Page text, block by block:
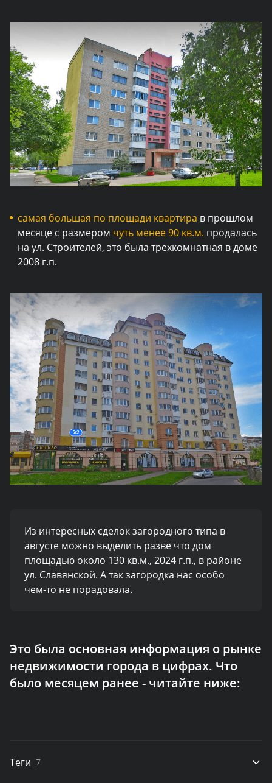
самая большая по площади квартира в прошлом
месяце с размером чуть менее 90 кв.м. продалась
на ул. Строителей, это была трехкомнатная в доме
2008 г.п.
Из интересных сделок загородного типа в
августе можно выделить разве что дом
площадью около 130 кв.м., 2024 г.п., в районе
ул. Славянской. А так загородка нас особо
чем-то не порадовала.
Это была основная информация о рынке
недвижимости города в цифрах. Что
было месяцем ранее - читайте ниже:
Теги 7